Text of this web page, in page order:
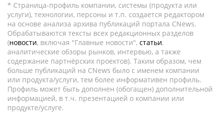
* Страница-профиль компании, системы (продукта или
услуги), технологии, персоны и т.п. создается редактором
на основе анализа архива публикаций портала CNews.
Обрабатываются тексты всех редакционных разделов
(новости, включая "Главные новости", статьи,
аналитические обзоры рынков, интервью, а также
содержание партнёрских проектов). Таким образом, чем
больше публикаций на CNews было с именем компании
или продукта/услуги, тем более информативен профиль.
Профиль может быть дополнен (обогащен) дополнительной
информацией, в т.ч. презентацией о компании или
продукте/услуге.